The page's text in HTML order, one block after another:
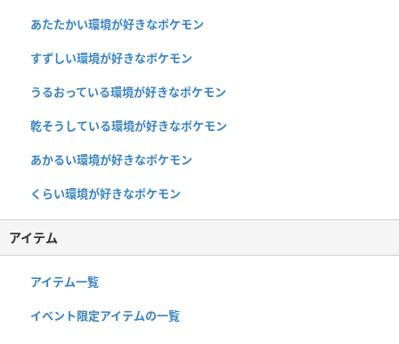
あたたかい環境が好きなポケモン
すずしい環境が好きなポケモン
うるおっている環境が好きなポケモン
乾そうしている環境が好きなポケモン
あかるい環境が好きなポケモン
くらい環境が好きなポケモン
アイテム
アイテム一覧
イベント限定アイテムの一覧